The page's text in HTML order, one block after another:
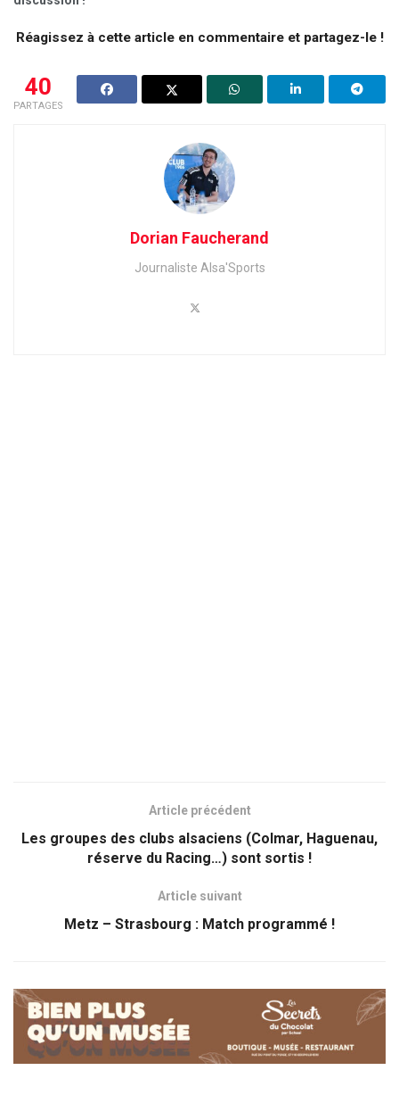
Réagissez à cette article en commentaire et partagez-le !
40
PARTAGES
Dorian Faucherand
Journaliste Alsa'Sports
Article précédent
Les groupes des clubs alsaciens (Colmar, Haguenau,
réserve du Racing…) sont sortis !
Article suivant
Metz – Strasbourg : Match programmé !